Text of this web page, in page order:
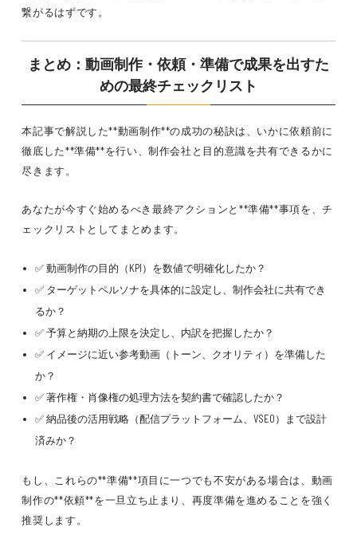
繋がるはずです。
まとめ：動画制作・依頼・準備で成果を出すた
めの最終チェックリスト
本記事で解説した**動画制作**の成功の秘訣は、いかに依頼前に
徹底した**準備**を行い、制作会社と目的意識を共有できるかに
尽きます。
あなたが今すぐ始めるべき最終アクションと**準備**事項を、チ
ェックリストとしてまとめます。
✅ 動画制作の目的（KPI）を数値で明確化したか？
✅ ターゲットペルソナを具体的に設定し、制作会社に共有でき
るか？
✅ 予算と納期の上限を決定し、内訳を把握したか？
✅ イメージに近い参考動画（トーン、クオリティ）を準備した
か？
✅ 著作権・肖像権の処理方法を契約書で確認したか？
✅ 納品後の活用戦略（配信プラットフォーム、VSEO）まで設計
済みか？
もし、これらの**準備**項目に一つでも不安がある場合は、動画
制作の**依頼**を一旦立ち止まり、再度準備を進めることを強く
推奨します。